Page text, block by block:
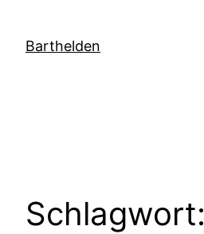
springen
Barthelden
Schlagwort: